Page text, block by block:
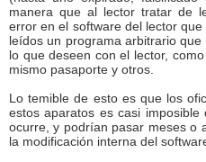
manera que al lector tratar de
error en el software del lector
leídos un programa arbitrario
lo que deseen con el lector,
mismo pasaporte y otros.
Lo temible de esto es que los
estos aparatos es casi
ocurre, y podrían pasar meses o
la modificación interna del